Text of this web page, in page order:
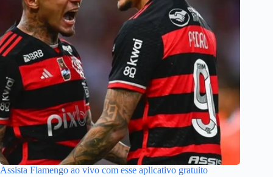
Assista Flamengo ao vivo com esse aplicativo gratuito